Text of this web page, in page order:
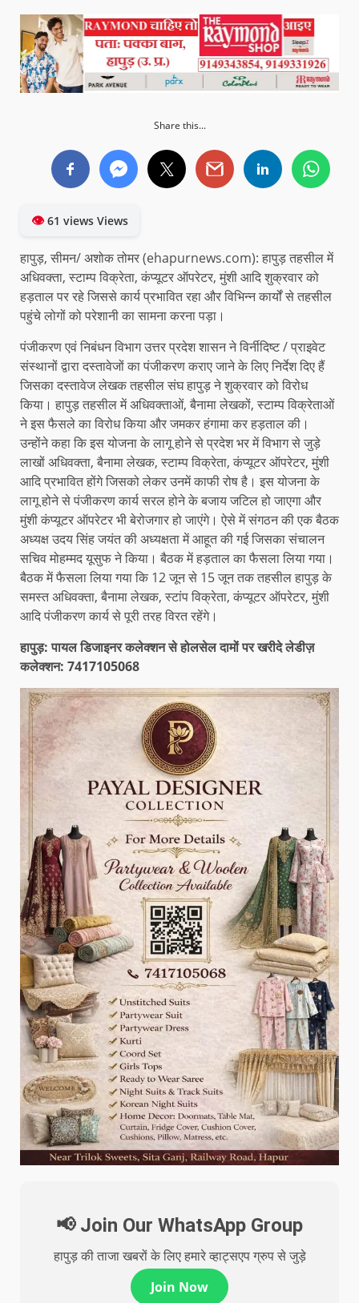
Share this...
👁61 views Views
हापुड़, सीमन/ अशोक तोमर (ehapurnews.com): हापुड़ तहसील में
अधिवक्ता, स्टाम्प विक्रेता, कंप्यूटर ऑपरेटर, मुंशी आदि शुक्रवार को
हड़ताल पर रहे जिससे कार्य प्रभावित रहा और विभिन्न कार्यों से तहसील
पहुंचे लोगों को परेशानी का सामना करना पड़ा।
पंजीकरण एवं निबंधन विभाग उत्तर प्रदेश शासन ने विर्नीदिष्ट / प्राइवेट
संस्थानों द्वारा दस्तावेजों का पंजीकरण कराए जाने के लिए निर्देश दिए हैं
जिसका दस्तावेज लेखक तहसील संघ हापुड़ ने शुक्रवार को विरोध
किया। हापुड़ तहसील में अधिवक्ताओं, बैनामा लेखकों, स्टाम्प विक्रेताओं
ने इस फैसले का विरोध किया और जमकर हंगामा कर हड़ताल की।
उन्होंने कहा कि इस योजना के लागू होने से प्रदेश भर में विभाग से जुड़े
लाखों अधिवक्ता, बैनामा लेखक, स्टाम्प विक्रेता, कंप्यूटर ऑपरेटर, मुंशी
आदि प्रभावित होंगे जिसको लेकर उनमें काफी रोष है। इस योजना के
लागू होने से पंजीकरण कार्य सरल होने के बजाय जटिल हो जाएगा और
मुंशी कंप्यूटर ऑपरेटर भी बेरोजगार हो जाएंगे। ऐसे में संगठन की एक बैठक
अध्यक्ष उदय सिंह जयंत की अध्यक्षता में आहूत की गई जिसका संचालन
सचिव मोहम्मद यूसुफ ने किया। बैठक में हड़ताल का फैसला लिया गया।
बैठक में फैसला लिया गया कि 12 जून से 15 जून तक तहसील हापुड़ के
समस्त अधिवक्ता, बैनामा लेखक, स्टांप विक्रेता, कंप्यूटर ऑपरेटर, मुंशी
आदि पंजीकरण कार्य से पूरी तरह विरत रहेंगे।
हापुड़: पायल डिजाइनर कलेक्शन से होलसेल दामों पर खरीदे लेडीज़
कलेक्शन: 7417105068
📢 Join Our WhatsApp Group
हापुड़ की ताजा खबरों के लिए हमारे व्हाट्सएप ग्रुप से जुड़े
Join Now